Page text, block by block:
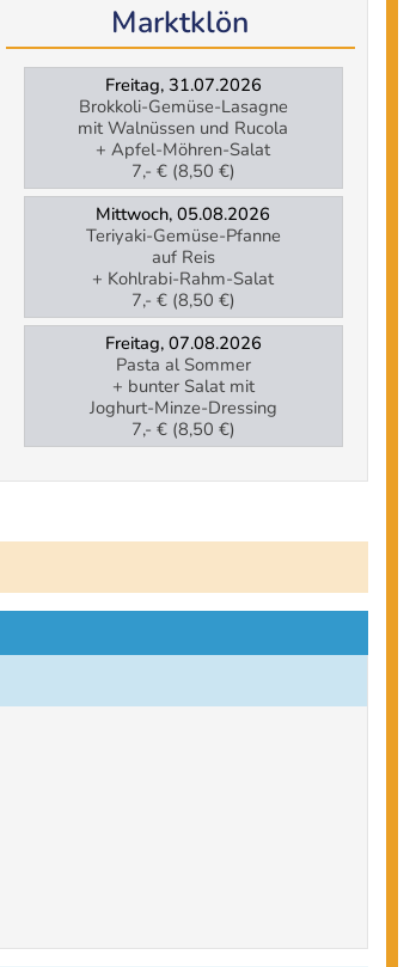
Marktklön
Freitag, 31.07.2026
Brokkoli-Gemüse-Lasagne
mit Walnüssen und Rucola
+ Apfel-Möhren-Salat
7,- € (8,50 €)
Mittwoch, 05.08.2026
Teriyaki-Gemüse-Pfanne
auf Reis
+ Kohlrabi-Rahm-Salat
7,- € (8,50 €)
Freitag, 07.08.2026
Pasta al Sommer
+ bunter Salat mit
Joghurt-Minze-Dressing
7,- € (8,50 €)